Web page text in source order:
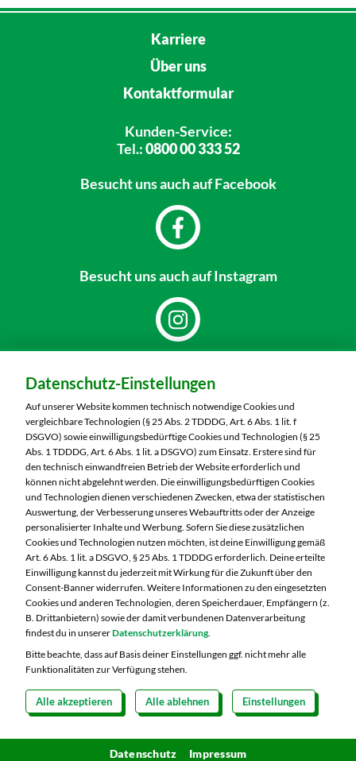
Karriere
Über uns
Kontaktformular
Kunden-Service:
Tel.:0800 00 333 52
Besucht unsauch auf Facebook
Besucht unsauch auf Instagram
MARKTKAUF Sonneberg-Hönbach
Neustadter Straße 199
96515 Sonneberg
Telefon:03675 8820
Markt ändern
Öffnungszeiten diese Woche:
Mo:
07:00 – 20:00 Uhr
Di:
07:00 – 20:00 Uhr
Mi:
07:00 – 20:00 Uhr
Do:
07:00 – 21:00 Uhr
Fr:
07:00 – 21:00 Uhr
Copyright 2026 © MARKTKAUF Datenschutz
Impressum
Hinweisgebersystem Menschenrechte
Cookie-Einstellungen
Datenschutz-Einstellungen
Auf unserer Website kommen technisch notwendige Cookies und
vergleichbare Technologien (§ 25 Abs. 2 TDDDG, Art. 6 Abs. 1 lit. f
DSGVO) sowie einwilligungsbedürftige Cookies und Technologien (§ 25
Abs. 1 TDDDG, Art. 6 Abs. 1 lit. a DSGVO) zum Einsatz. Erstere sind für
den technisch einwandfreien Betrieb der Website erforderlich und
können nicht abgelehnt werden. Die einwilligungsbedürftigen Cookies
und Technologien dienen verschiedenen Zwecken, etwa der statistischen
Auswertung, der Verbesserung unseres Webauftritts oder der Anzeige
personalisierter Inhalte und Werbung. Sofern Sie diese zusätzlichen
Cookies und Technologien nutzen möchten, ist deine Einwilligung gemäß
Art. 6 Abs. 1 lit. a DSGVO, § 25 Abs. 1 TDDDG erforderlich. Deine erteilte
Einwilligung kannst du jederzeit mit Wirkung für die Zukunft über den
Consent-Banner widerrufen. Weitere Informationen zu den eingesetzten
Cookies und anderen Technologien, deren Speicherdauer, Empfängern (z.
B. Drittanbietern) sowie der damit verbundenen Datenverarbeitung
findest du in unsererDatenschutzerklärung.
Bitte beachte, dass auf Basis deiner Einstellungen ggf. nicht mehr alle
Funktionalitäten zur Verfügung stehen.
Alle akzeptieren Alle ablehnen Einstellungen
Datenschutz Impressum